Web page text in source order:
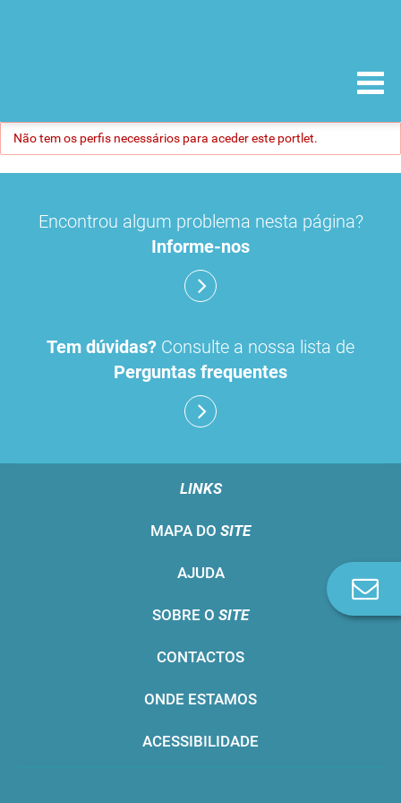
Não tem os perfis necessários para aceder este portlet.
Encontrou algum problema nesta página?
Informe-nos
Tem dúvidas? Consulte a nossa lista de
Perguntas frequentes
LINKS
MAPA DO SITE
AJUDA
SOBRE O SITE
CONTACTOS
ONDE ESTAMOS
ACESSIBILIDADE